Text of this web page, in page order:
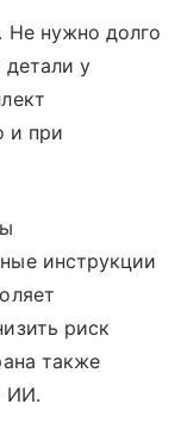
Не нужно долго
детали у
и при
инструкции
риск
также
ИИ.